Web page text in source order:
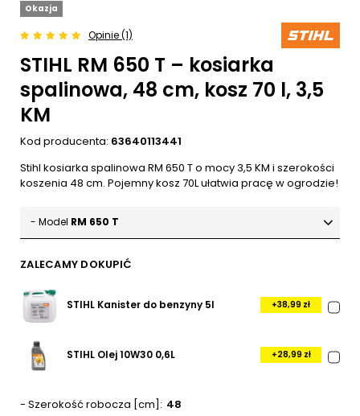
Okazja
Opinie (1)
STIHL RM 650 T – kosiarka
spalinowa, 48 cm, kosz 70 l, 3,5
KM
Kod producenta: 63640113441
Stihl kosiarka spalinowa RM 650 T o mocy 3,5 KM i szerokości
koszenia 48 cm. Pojemny kosz 70L ułatwia pracę w ogrodzie!
- Model RM 650 T
ZALECAMY DOKUPIĆ
STIHL Kanister do benzyny 5l +38,99 zł
STIHL Olej 10W30 0,6L +28,99 zł
- Szerokość robocza [cm]
48